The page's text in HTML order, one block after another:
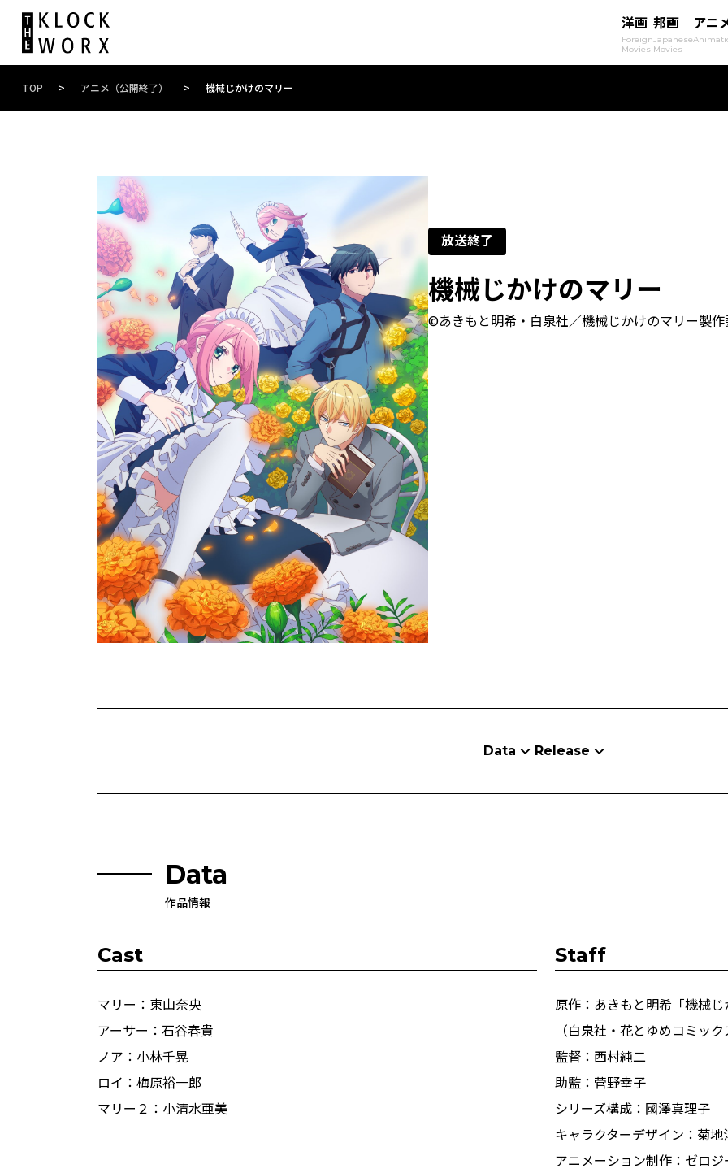
洋画
Foreign
Movies
邦画
Japanese
Movies
アニ
TOP > アニメ（公開終了） > 機械じかけのマリー
放送終了
機械じかけのマリー
©あきもと明希・白泉社／機械じかけのマリー製
Data Release
Data
作品情報
Cast
マリー：東山奈央
アーサー：石谷春貴
ノア：小林千晃
ロイ：梅原裕一郎
マリー２：小清水亜美
Staff
原作：あきもと明希「機械
（白泉社・花とゆめコミッ
監督：西村純二
助監：菅野幸子
シリーズ構成：國澤真理子
キャラクターデザイン：菊地
アニメーション制作：ゼロ